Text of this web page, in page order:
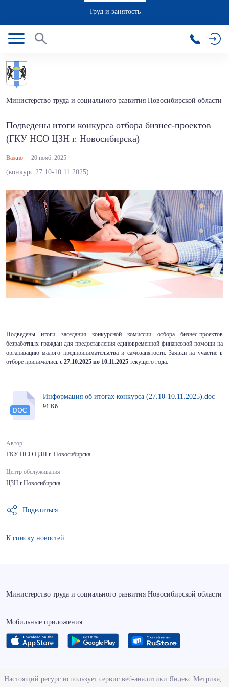
Труд и занятость
Министерство труда и социального развития Новосибирской области
Подведены итоги конкурса отбора бизнес-проектов
(ГКУ НСО ЦЗН г. Новосибирска)
Важно 20 нояб. 2025
(конкурс 27.10-10.11.2025)
Подведены итоги заседания конкурсной комиссии отбора бизнес-проектов
безработных граждан для предоставления единовременной финансовой помощи на
организацию малого предпринимательства и самозанятости. Заявки на участие в
отборе принимались с 27.10.2025 по 10.11.2025 текущего года.
Информация об итогах конкурса (27.10-10.11.2025).doc
91 Кб
Автор
ГКУ НСО ЦЗН г. Новосибирска
Центр обслуживания
ЦЗН г.Новосибирска
Поделиться
К списку новостей
Министерство труда и социального развития Новосибирской области
Мобильные приложения
О ведомстве
Настоящий ресурс использует сервис веб-аналитики Яндекс Метрика,